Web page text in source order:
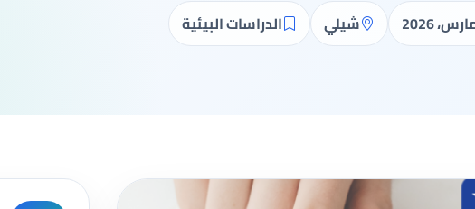
شيلي الدراسات البيئية